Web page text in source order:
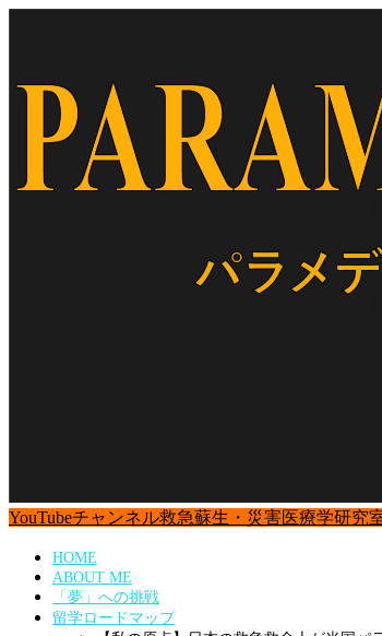
YouTubeチャンネル救急蘇生・災害医療学研究
HOME
ABOUT ME
「夢」への挑戦
留学ロードマップ